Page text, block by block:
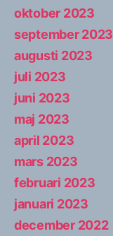
oktober 2023
september 2023
augusti 2023
juli 2023
juni 2023
maj 2023
april 2023
mars 2023
februari 2023
januari 2023
december 2022